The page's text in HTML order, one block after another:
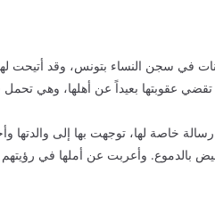
في سجن النساء بتونس، وقد أتيحت
خاصة لها، توجهت بها إلى والدتها
بالدموع. وأعربت عن أملها في رؤيتهم